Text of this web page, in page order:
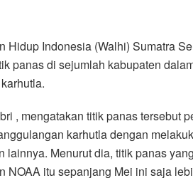
Hidup Indonesia (Walhi) Sumatra
panas di sejumlah kabupaten
, mengatakan titik panas tersebut
karhutla dengan
Menurut dia, titik panas yang
NOAA itu sepanjang Mei ini saja